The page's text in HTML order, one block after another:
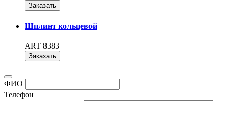
Заказать
Шплинт кольцевой
ART 8383
Заказать
ФИО
Телефон